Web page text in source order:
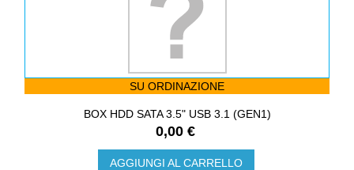
SU ORDINAZIONE
BOX HDD SATA 3.5" USB 3.1 (GEN1)
0,00 €
AGGIUNGI AL CARRELLO